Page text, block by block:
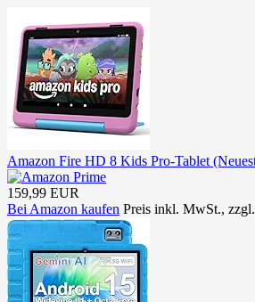
Amazon Fire HD 8 Kids Pro-Tablet
159,99 EUR
Bei Amazon kaufen Preis inkl. MwSt.,